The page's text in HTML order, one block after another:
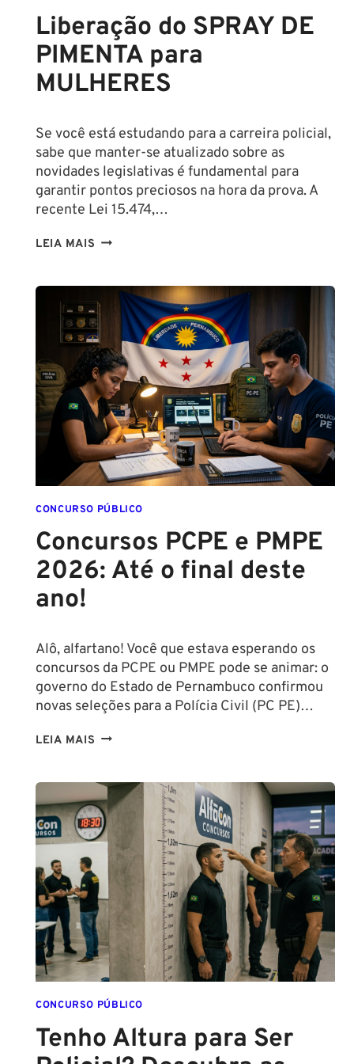
Liberação do SPRAY DE
PIMENTA para
MULHERES
Se você está estudando para a carreira policial,
sabe que manter-se atualizado sobre as
novidades legislativas é fundamental para
garantir pontos preciosos na hora da prova. A
recente Lei 15.474,…
LEIA MAIS LIBERAÇÃO
DE
PIMENTA
PARA
MULHERES
CONCURSO PÚBLICO
Concursos PCPE e PMPE
2026: Até o final deste
ano!
Alô, alfartano! Você que estava esperando os
concursos da PCPE ou PMPE pode se animar: o
governo do Estado de Pernambuco confirmou
novas seleções para a Polícia Civil (PC PE)…
LEIA MAIS CONCURSOS
PMPE
2026:
ATÉ
FINAL
DESTE
ANO!
CONCURSO PÚBLICO
Tenho Altura para Ser